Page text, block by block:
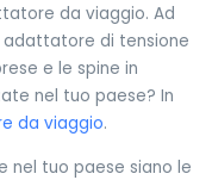
da viaggio. Ad
adattatore di tensione
e le spine in
nel tuo paese? In
da viaggio.
nel tuo paese siano le